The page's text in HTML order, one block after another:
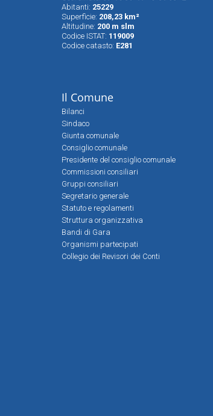
Abitanti: 25229
Superfìcie: 208,23 km²
Altitudine: 200 m slm
Codice ISTAT: 119009
Codice catasto: E281
Il Comune
Bilanci
Sindaco
Giunta comunale
Consiglio comunale
Presidente del consiglio comunale
Commissioni consiliari
Gruppi consiliari
Segretario generale
Statuto e regolamenti
Struttura organizzativa
Bandi di Gara
Organismi partecipati
Collegio dei Revisori dei Conti